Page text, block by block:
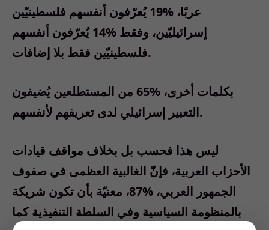
عربًا، %19 يُعرّفون أنفسهم فلسطينيّين
إسرائيليّين، وفقط %14 يُعرّفون أنفسهم
فلسطينيّين فقط بلا إضافات.
بكلمات أخرى، %65 من المستطلعين يُضيفون
التعبير إسرائيلي لدى تعريفهم لأنفسهم.
ليس هذا فحسب بل بخلاف مواقف قيادات
الأحزاب العربية، فإنّ الغالبية العظمى في صفوف
الجمهور العربي، %87، معنيّة بأن تكون شريكة
بالمنظومة السياسية وفي السلطة التنفيذية كما